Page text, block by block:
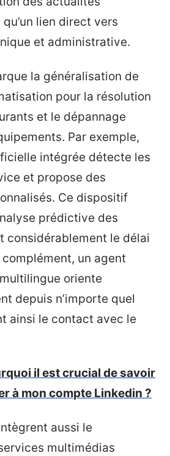
lien direct vers
et administrative.
la généralisation de
pour la résolution
et le dépannage
Par exemple,
intégrée détecte les
et propose des
Ce dispositif
prédictive des
considérablement le délai
un agent
oriente
depuis n’importe quel
ainsi le contact avec le
il est crucial de savoir
à mon compte Linkedin ?
aussi le
multimédias